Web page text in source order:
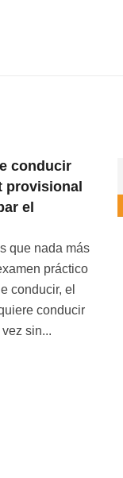
conducir
provisional
el
que nada más
práctico
conducir, el
conducir
sin...